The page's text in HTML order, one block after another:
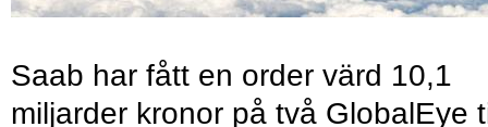
Saab har fått en order värd 10,1
miljarder kronor på två GlobalEye